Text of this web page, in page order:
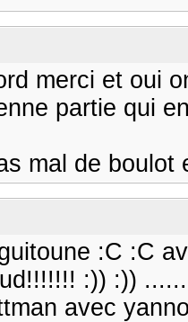
merci et oui
partie qui
mal de
:C :C
:)) :))
avec